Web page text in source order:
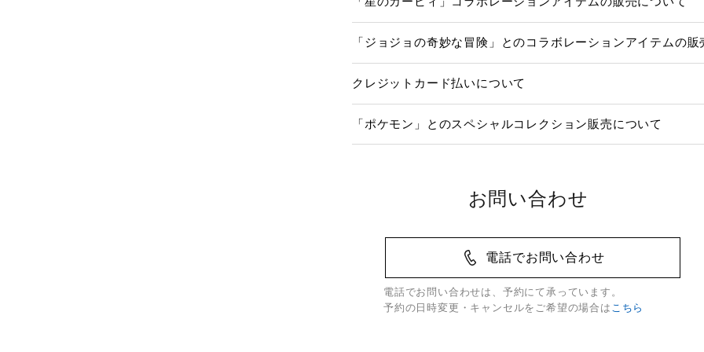
「ジョジョの奇妙な冒険」とのコラボレーションアイテムの販
クレジットカード払いについて
「ポケモン」とのスペシャルコレクション販売について
お問い合わせ
電話でお問い合わせ
電話でお問い合わせは、予約にて承っています。
予約の日時変更・キャンセルをご希望の場合は こちら